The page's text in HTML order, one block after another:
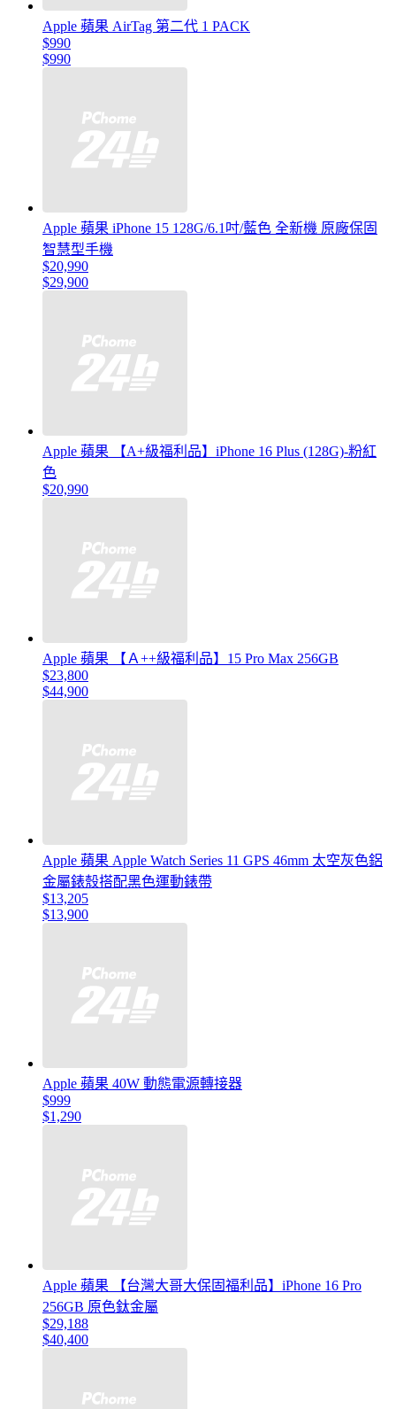
Apple 蘋果 AirTag 第二代 1 PACK
$990
$990
Apple 蘋果 iPhone 15 128G/6.1吋/藍色 全新機 原廠保固
智慧型手機
$20,990
$29,900
Apple 蘋果 【A+級福利品】iPhone 16 Plus (128G)-粉紅
色
$20,990
Apple 蘋果 【Ａ++級福利品】15 Pro Max 256GB
$23,800
$44,900
Apple 蘋果 Apple Watch Series 11 GPS 46mm 太空灰色鋁
金屬錶殼搭配黑色運動錶帶
$13,205
$13,900
Apple 蘋果 40W 動態電源轉接器
$999
$1,290
Apple 蘋果 【台灣大哥大保固福利品】iPhone 16 Pro
256GB 原色鈦金屬
$29,188
$40,400